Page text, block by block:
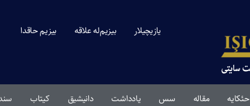
یازیچیلار بیزیم‌له علاقه بیزیم حاقدا
حئکایه مقاله‌ سس یادداشت دانیشیق کیتاب